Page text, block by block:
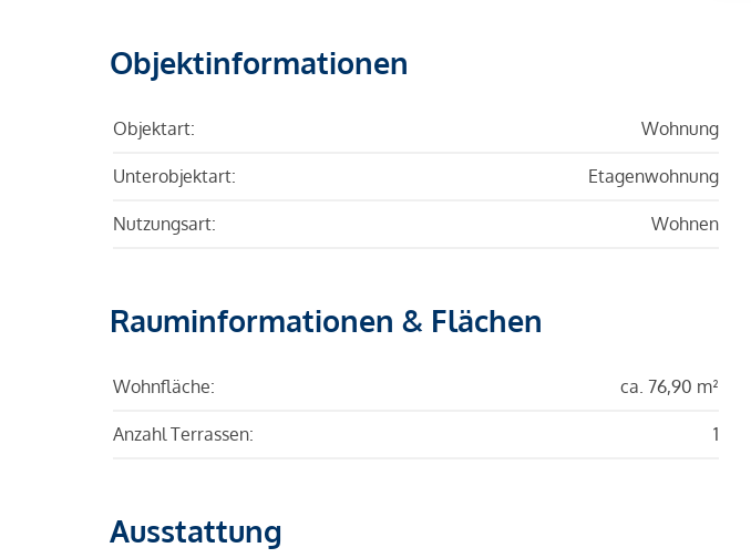
Objektinformationen
Objektart: Wohnung
Unterobjektart: Etagenwohnung
Nutzungsart: Wohnen
Rauminformationen & Flächen
Wohnfläche: ca. 76,90 m²
Anzahl Terrassen: 1
Ausstattung